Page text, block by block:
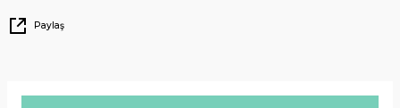
Paylaş